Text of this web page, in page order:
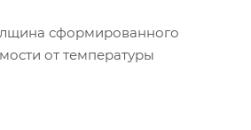
сформированного
от температуры